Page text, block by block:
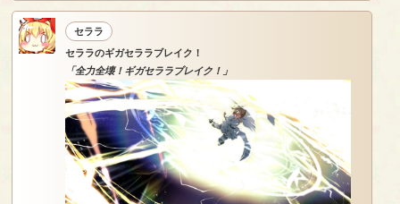
セララ
セララのギガセララブレイク！
「全力全壊！ギガセララブレイク！」